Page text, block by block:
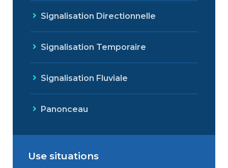
Signalisation Directionnelle
Signalisation Temporaire
Signalisation Fluviale
Panonceau
Use situations